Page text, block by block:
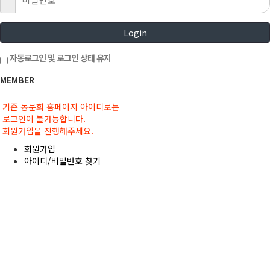
Login
자동로그인 및 로그인 상태 유지
MEMBER
기존 동문회 홈페이지 아이디로는
로그인이 불가능합니다.
회원가입을 진행해주세요.
회원가입
아이디/비밀번호 찾기